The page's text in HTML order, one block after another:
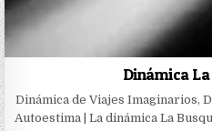
Dinámica
Dinámica de Viajes Imaginarios,
Autoestima | La dinámica La